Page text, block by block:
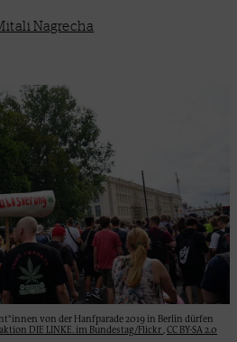
Nagrecha
von der Hanfparade 2019 in Berlin dürfen
DIE LINKE. im Bundestag/Flickr ,CC BY-SA 2.0